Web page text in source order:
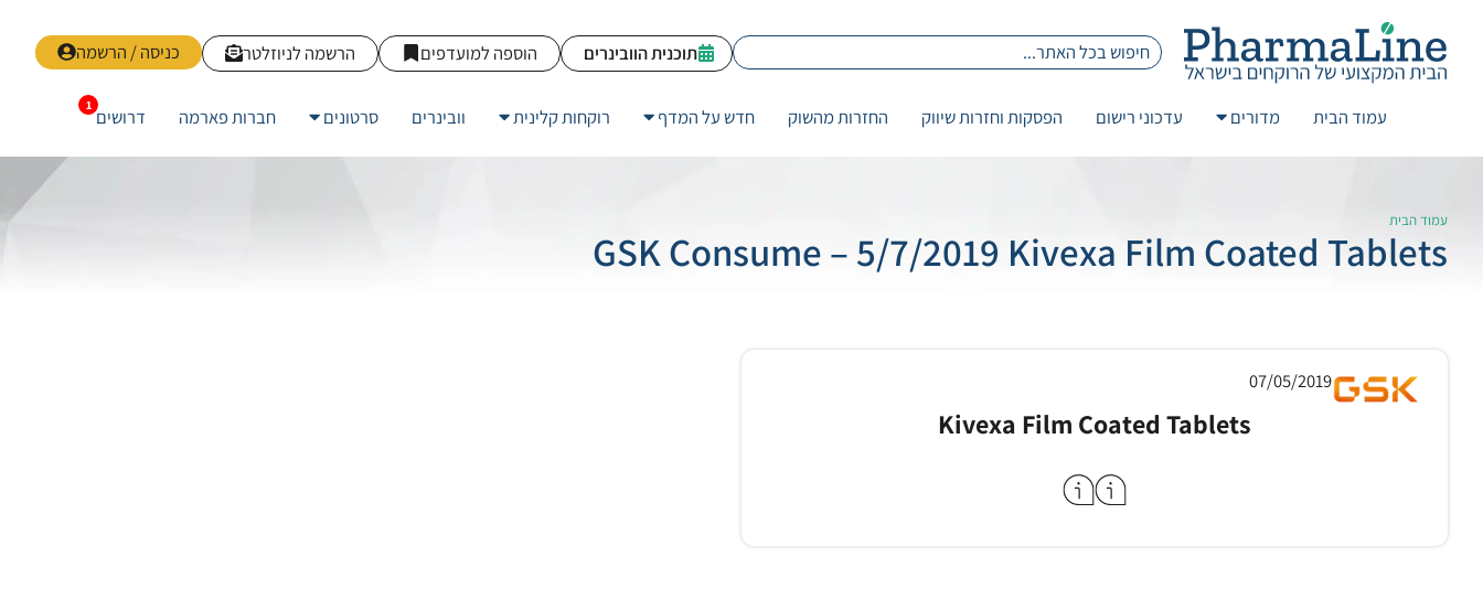
כניסה / הרשמה הרשמה לניוזלטר הוספה למועדפים תוכנית הוובינרים
עמוד הבית מדורים עדכוני רישום הפסקות וחזרות שיווק החזרות מהשוק חדש על המדף רוקחות קלינית וובינרים סרטונים חברות פארמה דרושים
עמוד הבית
GSK Consume – 5/7/2019 Kivexa Film Coated Tablets
07/05/2019
Kivexa Film Coated Tablets